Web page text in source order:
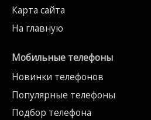
Карта сайта
На главную
Мобильные телефоны
Новинки телефонов
Популярные телефоны
Подбор телефона